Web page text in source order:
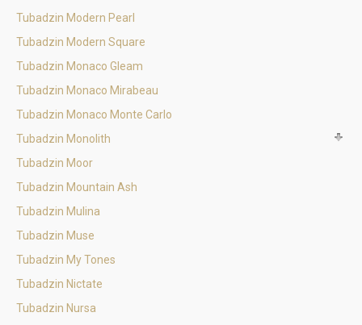
Tubadzin Modern Pearl
Tubadzin Modern Square
Tubadzin Monaco Gleam
Tubadzin Monaco Mirabeau
Tubadzin Monaco Monte Carlo
Tubadzin Monolith
Tubadzin Moor
Tubadzin Mountain Ash
Tubadzin Mulina
Tubadzin Muse
Tubadzin My Tones
Tubadzin Nictate
Tubadzin Nursa